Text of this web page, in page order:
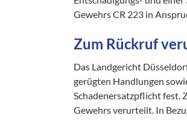
Gewehrs CR 223 in
Zum Rückruf
Das Landgericht
gerügten Handlungen
Schadenersatzpflicht fest.
Gewehrs verurteilt. In